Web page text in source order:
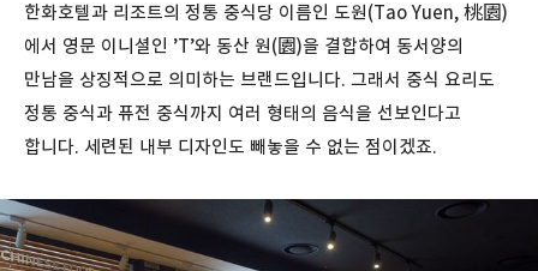
한화호텔과 리조트의 정통 중식당 이름인 도원(Tao Yuen, 桃園)
에서 영문 이니셜인 ’T’와 동산 원(園)을 결합하여 동서양의
만남을 상징적으로 의미하는 브랜드입니다. 그래서 중식 요리도
정통 중식과 퓨전 중식까지 여러 형태의 음식을 선보인다고
합니다. 세련된 내부 디자인도 빼놓을 수 없는 점이겠죠.